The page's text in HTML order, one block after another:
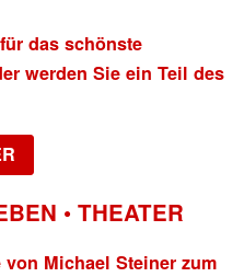
das schönste
werden Sie ein Teil des
• THEATER
Michael Steiner zum